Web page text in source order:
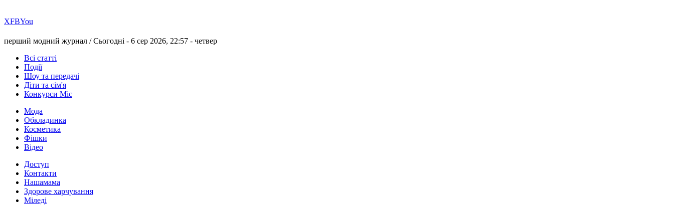
ХFBYou
перший модний журнал /Сьогодні - 6 сер 2026, 22:57 - четвер
Всі статті
Події
Шоу та передачі
Діти та сім'я
Конкурси Міс
Мода
Обкладинка
Косметика
Фішки
Відео
Доступ
Контакти
Нашамама
Здорове харчування
Міледі